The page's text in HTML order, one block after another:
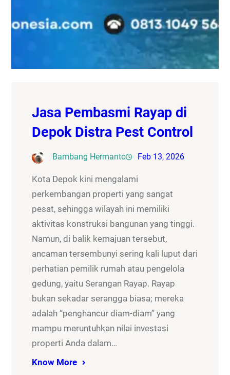
Jasa Pembasmi Rayap di
Depok Distra Pest Control
Bambang Hermanto Feb 13, 2026
Kota Depok kini mengalami
perkembangan properti yang sangat
pesat, sehingga wilayah ini memiliki
aktivitas konstruksi bangunan yang tinggi.
Namun, di balik kemajuan tersebut,
ancaman tersembunyi sering kali luput dari
perhatian pemilik rumah atau pengelola
gedung, yaitu Serangan Rayap. Rayap
bukan sekadar serangga biasa; mereka
adalah “penghancur diam-diam” yang
mampu meruntuhkan nilai investasi
properti Anda dalam…
Know More